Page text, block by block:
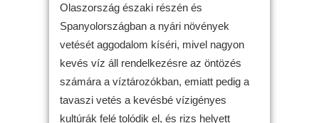
Olaszország északi részén és
Spanyolországban a nyári növények
vetését aggodalom kíséri, mivel nagyon
kevés víz áll rendelkezésre az öntözés
számára a víztározókban, emiatt pedig a
tavaszi vetés a kevésbé vízigényes
kultúrák felé tolódik el, és rizs helyett